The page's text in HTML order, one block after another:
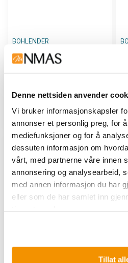
Denne nettsiden anvender
Vi bruker informasjonskapsler
annonser et personlig preg, for
mediefunksjoner og for å
dessuten informasjon om
vårt, med partnerne våre innen
annonsering og analysearbeid,
med annen informasjon du har
eller som de har samlet inn
Tillat
BOHLENDER
WashersM8, aØ 16 x iØ
8,4 x H 1,8PTFE
Kjøp her
BOHLENDER